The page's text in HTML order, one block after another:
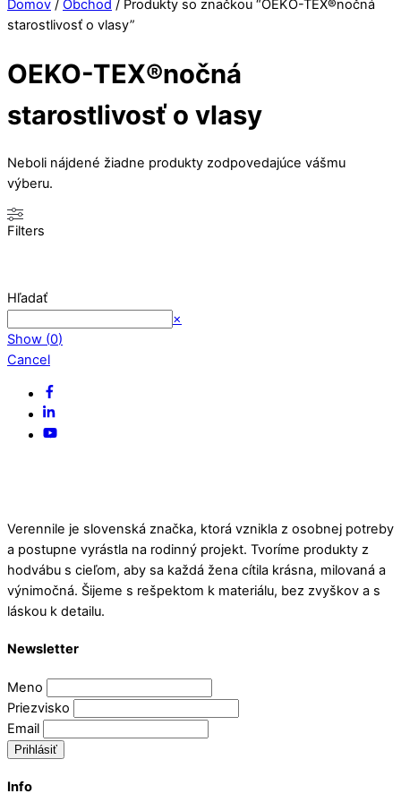
Close
Menu
Close
Cart
Domov / Obchod / Produkty so značkou “OEKO-TEX®nočná
starostlivosť o vlasy”
OEKO-TEX®nočná
starostlivosť o vlasy
Neboli nájdené žiadne produkty zodpovedajúce vášmu
výberu.
Filters
Hľadať
×
Show (0)
Cancel
Back
Top
Linked
InYouTube
Verennile je slovenská značka, ktorá vznikla z osobnej potreby
a postupne vyrástla na rodinný projekt. Tvoríme produkty z
hodvábu s cieľom, aby sa každá žena cítila krásna, milovaná a
výnimočná. Šijeme s rešpektom k materiálu, bez zvyškov a s
láskou k detailu.
Newsletter
Meno
Priezvisko
Email
Prihlásiť
Info